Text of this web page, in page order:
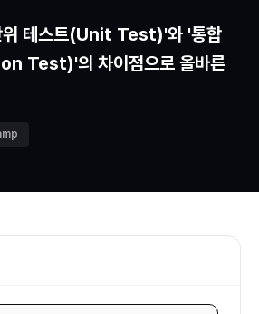
위 테스트(Unit Test)'와 '통합
Test)'의 차이점으로 올바른